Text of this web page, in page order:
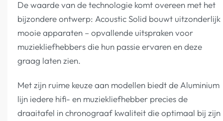
De waarde van de technologie komt overeen met het
bijzondere ontwerp: Acoustic Solid bouwt uitzonderlijk
mooie apparaten – opvallende uitspraken voor
muziekliefhebbers die hun passie ervaren en deze
graag laten zien.
Met zijn ruime keuze aan modellen biedt de Aluminium
lijn iedere hifi- en muziekliefhebber precies de
draaitafel in chronograaf kwaliteit die optimaal bij zijn